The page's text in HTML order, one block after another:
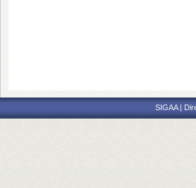
SIGAA |